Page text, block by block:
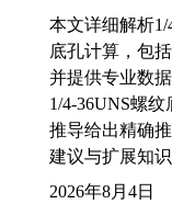
本文详细解析1/
底孔计算，包
并提供专业数
1/4-36UNS螺
推导给出精确
建议与扩展知识
2026年8月4日